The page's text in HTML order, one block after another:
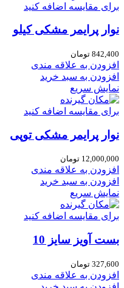
برای مقایسه اضافه کنید
نوار پرایمر مشکی کیلو
842,400 تومان
افزودن به علاقه مندی
افزودن به سبد خرید
نمایش سریع
برای مقایسه اضافه کنید
نوار پرایمر مشکی توپی
12,000,000 تومان
افزودن به علاقه مندی
افزودن به سبد خرید
نمایش سریع
برای مقایسه اضافه کنید
بست آویز سایز 10
327,600 تومان
افزودن به علاقه مندی